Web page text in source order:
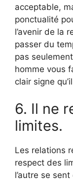
acceptable,
ponctualité
l’avenir de la
passer du
pas
homme vous
clair signe
6. Il ne
limites.
Les relations
respect des
l’autre se